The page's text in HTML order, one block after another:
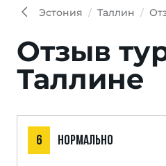
Эстония Таллин
Отзыв
Таллине
6 НОРМАЛЬНО